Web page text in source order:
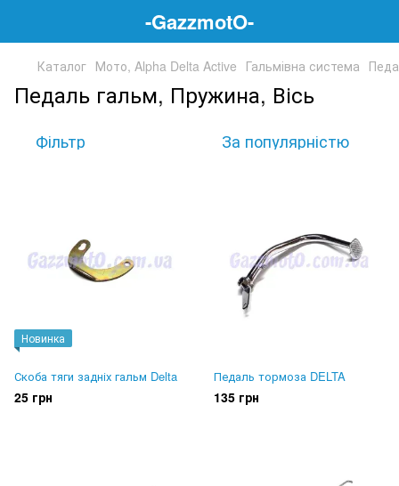
-GazzmotO-
Каталог Мото, Alpha Delta Active Гальмівна система
Педаль гальм, Пружина, Вісь
Фільтр За популярністю
Новинка
Скоба тяги задніх гальм Delta
25 грн
Педаль тормоза DELTA
135 грн